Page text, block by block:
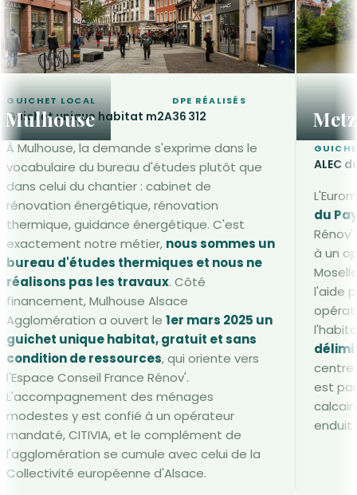
Mulhouse
GUICHET LOCAL
Guichet unique habitat m2A
DPE RÉALISÉS
36 312
À Mulhouse, la demande s'exprime dans le
vocabulaire du bureau d'études plutôt que
dans celui du chantier : cabinet de
rénovation énergétique, rénovation
thermique, guidance énergétique. C'est
exactement notre métier, nous sommes un
bureau d'études thermiques et nous ne
réalisons pas les travaux. Côté
financement, Mulhouse Alsace
Agglomération a ouvert le1er mars 2025 un
guichet unique habitat, gratuit et sans
condition de ressources, qui oriente vers
l'Espace Conseil France Rénov'.
L'accompagnement des ménages
modestes y est confié à un opérateur
mandaté, CITIVIA, et le complément de
l'agglomération se cumule avec celui de la
Collectivité européenne d'Alsace.
Metz
ALEC
du
à un
l'aide
centre
est
enduit